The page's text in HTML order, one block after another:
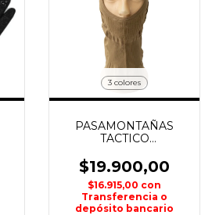
3 colores
PASAMONTAÑAS
TACTICO
$19.900,00
$16.915,00 con
Transferencia o
depósito bancario